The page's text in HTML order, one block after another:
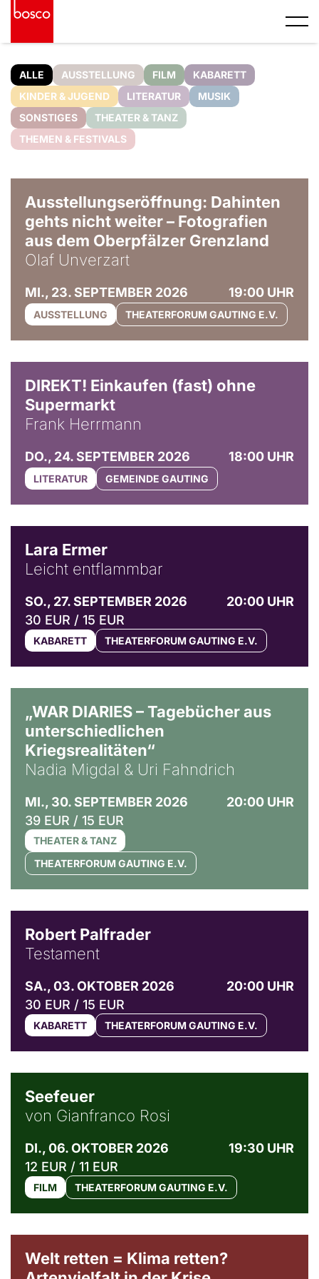
ALLE AUSSTELLUNG FILM
KABARETT
KINDER & JUGEND
LITERATUR
MUSIK
SONSTIGES
THEATER & TANZ
THEMEN & FESTIVALS
Ausstellungseröffnung: Dahinten
gehts nicht weiter – Fotografien
aus dem Oberpfälzer Grenzland
Olaf Unverzart
MI., 23. SEPTEMBER 2026 19:00 UHR
AUSSTELLUNG THEATERFORUM GAUTING E.V.
DIREKT! Einkaufen (fast) ohne
Supermarkt
Frank Herrmann
DO., 24. SEPTEMBER 2026 18:00 UHR
LITERATUR GEMEINDE GAUTING
Lara Ermer
Leicht entflammbar
SO., 27. SEPTEMBER 2026
20:00 UHR
30 EUR / 15 EUR
KABARETT THEATERFORUM GAUTING E.V.
„WAR DIARIES – Tagebücher aus
unterschiedlichen
Kriegsrealitäten“
Nadia Migdal & Uri Fahndrich
MI., 30. SEPTEMBER 2026
20:00 UHR
39 EUR / 15 EUR
THEATER & TANZ
THEATERFORUM GAUTING E.V.
Robert Palfrader
Testament
SA., 03. OKTOBER 2026
20:00 UHR
30 EUR / 15 EUR
KABARETT THEATERFORUM GAUTING E.V.
Seefeuer
von Gianfranco Rosi
DI., 06. OKTOBER 2026
19:30 UHR
12 EUR / 11 EUR
FILM THEATERFORUM GAUTING E.V.
Welt retten = Klima retten?